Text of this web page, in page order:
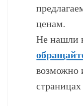
ценам.
Не нашли
возможно